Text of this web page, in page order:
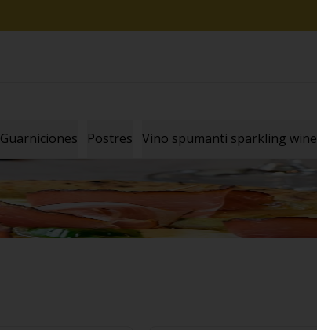
Guarniciones Postres Vino spumanti sparkling wine